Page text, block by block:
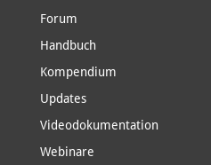
Forum
Handbuch
Kompendium
Updates
Videodokumentation
Webinare